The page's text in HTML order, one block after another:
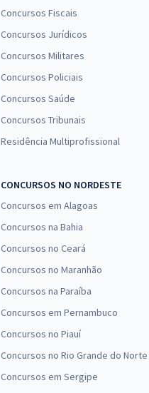
Concursos Fiscais
Concursos Jurídicos
Concursos Militares
Concursos Policiais
Concursos Saúde
Concursos Tribunais
Residência Multiprofissional
CONCURSOS NO NORDESTE
Concursos em Alagoas
Concursos na Bahia
Concursos no Ceará
Concursos no Maranhão
Concursos na Paraíba
Concursos em Pernambuco
Concursos no Piauí
Concursos no Rio Grande do Norte
Concursos em Sergipe